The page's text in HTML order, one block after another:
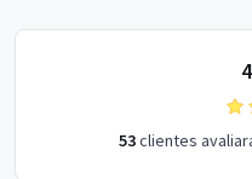
53clientes